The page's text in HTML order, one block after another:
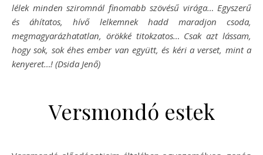
lélek minden sziromnál finomabb szövésű virága… Egyszerű
és áhítatos, hívő lelkemnek hadd maradjon csoda,
megmagyarázhatatlan, örökké titokzatos… Csak azt lássam,
hogy sok, sok éhes ember van együtt, és kéri a verset, mint a
kenyeret…! (Dsida Jenő)
Versmondó estek